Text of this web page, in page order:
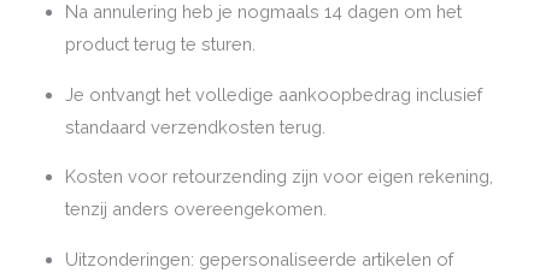
Na annulering heb je nogmaals 14 dagen om het
product terug te sturen.
Je ontvangt het volledige aankoopbedrag inclusief
standaard verzendkosten terug.
Kosten voor retourzending zijn voor eigen rekening,
tenzij anders overeengekomen.
Uitzonderingen: gepersonaliseerde artikelen of